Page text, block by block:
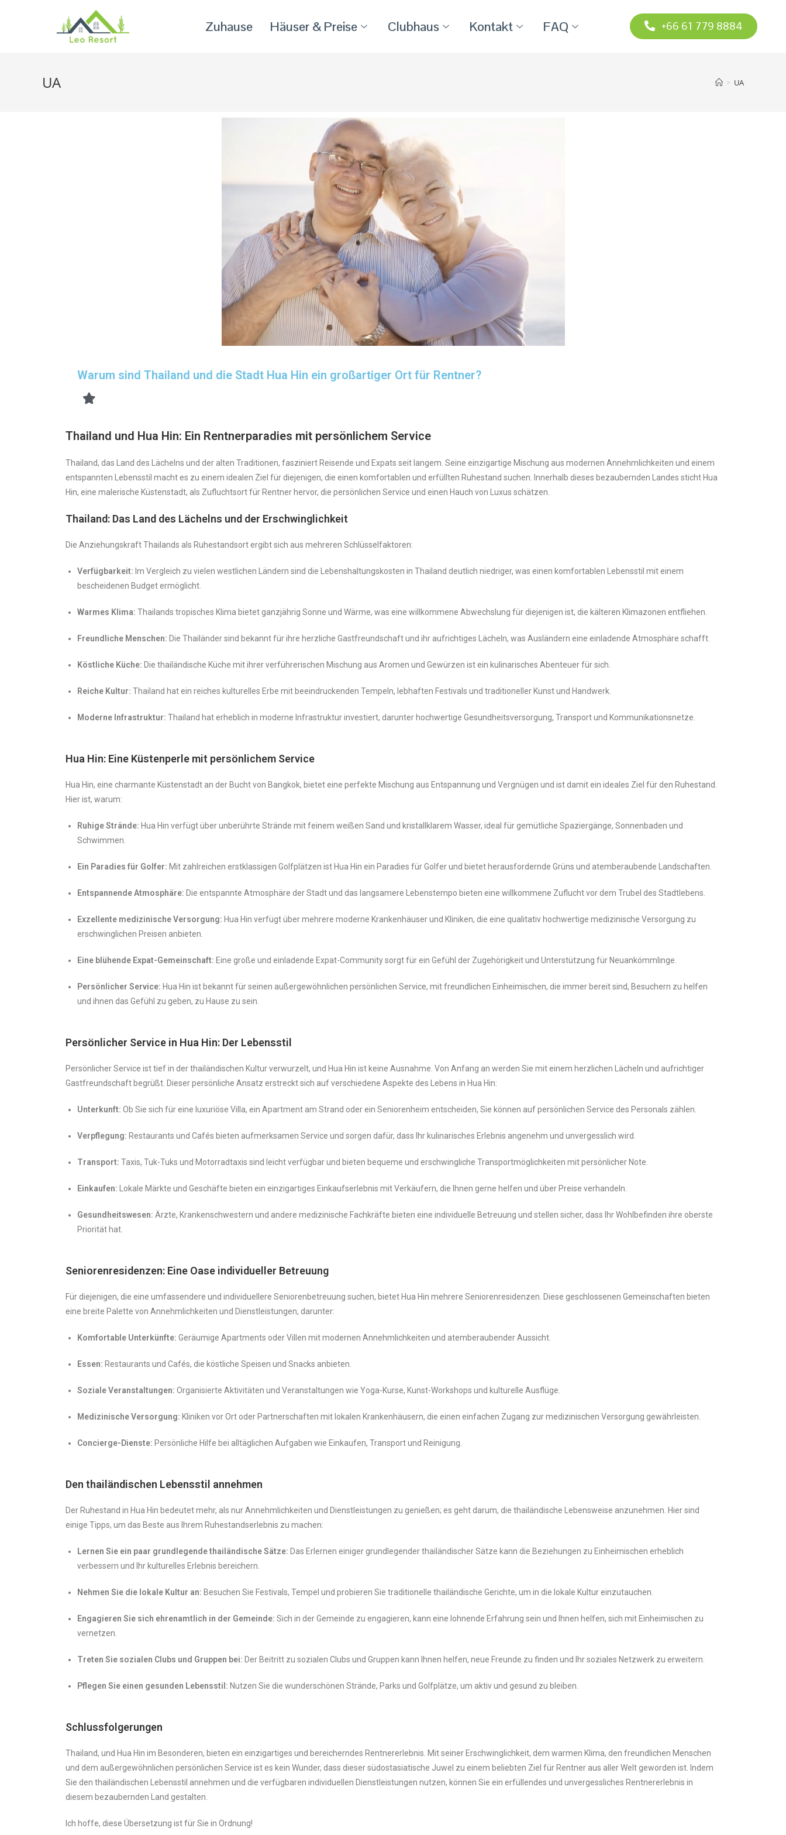
Zuhause Häuser & Preise Clubhaus Kontakt FAQ +66 61 779 8884
UA > UA
Warum sind Thailand und die Stadt Hua Hin ein großartiger Ort für Rentner?
Thailand und Hua Hin: Ein Rentnerparadies mit persönlichem Service
Thailand, das Land des Lächelns und der alten Traditionen, fasziniert Reisende und Expats seit langem. Seine einzigartige Mischung aus modernen Annehmlichkeiten und einem
entspannten Lebensstil macht es zu einem idealen Ziel für diejenigen, die einen komfortablen und erfüllten Ruhestand suchen. Innerhalb dieses bezaubernden Landes sticht Hua
Hin, eine malerische Küstenstadt, als Zufluchtsort für Rentner hervor, die persönlichen Service und einen Hauch von Luxus schätzen.
Thailand: Das Land des Lächelns und der Erschwinglichkeit
Die Anziehungskraft Thailands als Ruhestandsort ergibt sich aus mehreren Schlüsselfaktoren:
Verfügbarkeit: Im Vergleich zu vielen westlichen Ländern sind die Lebenshaltungskosten in Thailand deutlich niedriger, was einen komfortablen Lebensstil mit einem
bescheidenen Budget ermöglicht.
Warmes Klima: Thailands tropisches Klima bietet ganzjährig Sonne und Wärme, was eine willkommene Abwechslung für diejenigen ist, die kälteren Klimazonen entfliehen.
Freundliche Menschen: Die Thailänder sind bekannt für ihre herzliche Gastfreundschaft und ihr aufrichtiges Lächeln, was Ausländern eine einladende Atmosphäre schafft.
Köstliche Küche: Die thailändische Küche mit ihrer verführerischen Mischung aus Aromen und Gewürzen ist ein kulinarisches Abenteuer für sich.
Reiche Kultur: Thailand hat ein reiches kulturelles Erbe mit beeindruckenden Tempeln, lebhaften Festivals und traditioneller Kunst und Handwerk.
Moderne Infrastruktur: Thailand hat erheblich in moderne Infrastruktur investiert, darunter hochwertige Gesundheitsversorgung, Transport und Kommunikationsnetze.
Hua Hin: Eine Küstenperle mit persönlichem Service
Hua Hin, eine charmante Küstenstadt an der Bucht von Bangkok, bietet eine perfekte Mischung aus Entspannung und Vergnügen und ist damit ein ideales Ziel für den Ruhestand.
Hier ist, warum:
Ruhige Strände: Hua Hin verfügt über unberührte Strände mit feinem weißen Sand und kristallklarem Wasser, ideal für gemütliche Spaziergänge, Sonnenbaden und
Schwimmen.
Ein Paradies für Golfer: Mit zahlreichen erstklassigen Golfplätzen ist Hua Hin ein Paradies für Golfer und bietet herausfordernde Grüns und atemberaubende Landschaften.
Entspannende Atmosphäre: Die entspannte Atmosphäre der Stadt und das langsamere Lebenstempo bieten eine willkommene Zuflucht vor dem Trubel des Stadtlebens.
Exzellente medizinische Versorgung: Hua Hin verfügt über mehrere moderne Krankenhäuser und Kliniken, die eine qualitativ hochwertige medizinische Versorgung zu
erschwinglichen Preisen anbieten.
Eine blühende Expat-Gemeinschaft: Eine große und einladende Expat-Community sorgt für ein Gefühl der Zugehörigkeit und Unterstützung für Neuankömmlinge.
Persönlicher Service: Hua Hin ist bekannt für seinen außergewöhnlichen persönlichen Service, mit freundlichen Einheimischen, die immer bereit sind, Besuchern zu helfen
und ihnen das Gefühl zu geben, zu Hause zu sein.
Persönlicher Service in Hua Hin: Der Lebensstil
Persönlicher Service ist tief in der thailändischen Kultur verwurzelt, und Hua Hin ist keine Ausnahme. Von Anfang an werden Sie mit einem herzlichen Lächeln und aufrichtiger
Gastfreundschaft begrüßt. Dieser persönliche Ansatz erstreckt sich auf verschiedene Aspekte des Lebens in Hua Hin:
Unterkunft: Ob Sie sich für eine luxuriöse Villa, ein Apartment am Strand oder ein Seniorenheim entscheiden, Sie können auf persönlichen Service des Personals zählen.
Verpflegung: Restaurants und Cafés bieten aufmerksamen Service und sorgen dafür, dass Ihr kulinarisches Erlebnis angenehm und unvergesslich wird.
Transport: Taxis, Tuk-Tuks und Motorradtaxis sind leicht verfügbar und bieten bequeme und erschwingliche Transportmöglichkeiten mit persönlicher Note.
Einkaufen: Lokale Märkte und Geschäfte bieten ein einzigartiges Einkaufserlebnis mit Verkäufern, die Ihnen gerne helfen und über Preise verhandeln.
Gesundheitswesen: Ärzte, Krankenschwestern und andere medizinische Fachkräfte bieten eine individuelle Betreuung und stellen sicher, dass Ihr Wohlbefinden ihre oberste
Priorität hat.
Seniorenresidenzen: Eine Oase individueller Betreuung
Für diejenigen, die eine umfassendere und individuellere Seniorenbetreuung suchen, bietet Hua Hin mehrere Seniorenresidenzen. Diese geschlossenen Gemeinschaften bieten
eine breite Palette von Annehmlichkeiten und Dienstleistungen, darunter:
Komfortable Unterkünfte: Geräumige Apartments oder Villen mit modernen Annehmlichkeiten und atemberaubender Aussicht.
Essen: Restaurants und Cafés, die köstliche Speisen und Snacks anbieten.
Soziale Veranstaltungen: Organisierte Aktivitäten und Veranstaltungen wie Yoga-Kurse, Kunst-Workshops und kulturelle Ausflüge.
Medizinische Versorgung: Kliniken vor Ort oder Partnerschaften mit lokalen Krankenhäusern, die einen einfachen Zugang zur medizinischen Versorgung gewährleisten.
Concierge-Dienste: Persönliche Hilfe bei alltäglichen Aufgaben wie Einkaufen, Transport und Reinigung.
Den thailändischen Lebensstil annehmen
Der Ruhestand in Hua Hin bedeutet mehr, als nur Annehmlichkeiten und Dienstleistungen zu genießen; es geht darum, die thailändische Lebensweise anzunehmen. Hier sind
einige Tipps, um das Beste aus Ihrem Ruhestandserlebnis zu machen:
Lernen Sie ein paar grundlegende thailändische Sätze: Das Erlernen einiger grundlegender thailändischer Sätze kann die Beziehungen zu Einheimischen erheblich
verbessern und Ihr kulturelles Erlebnis bereichern.
Nehmen Sie die lokale Kultur an: Besuchen Sie Festivals, Tempel und probieren Sie traditionelle thailändische Gerichte, um in die lokale Kultur einzutauchen.
Engagieren Sie sich ehrenamtlich in der Gemeinde: Sich in der Gemeinde zu engagieren, kann eine lohnende Erfahrung sein und Ihnen helfen, sich mit Einheimischen zu
vernetzen.
Treten Sie sozialen Clubs und Gruppen bei: Der Beitritt zu sozialen Clubs und Gruppen kann Ihnen helfen, neue Freunde zu finden und Ihr soziales Netzwerk zu erweitern.
Pflegen Sie einen gesunden Lebensstil: Nutzen Sie die wunderschönen Strände, Parks und Golfplätze, um aktiv und gesund zu bleiben.
Schlussfolgerungen
Thailand, und Hua Hin im Besonderen, bieten ein einzigartiges und bereicherndes Rentnererlebnis. Mit seiner Erschwinglichkeit, dem warmen Klima, den freundlichen Menschen
und dem außergewöhnlichen persönlichen Service ist es kein Wunder, dass dieser südostasiatische Juwel zu einem beliebten Ziel für Rentner aus aller Welt geworden ist. Indem
Sie den thailändischen Lebensstil annehmen und die verfügbaren individuellen Dienstleistungen nutzen, können Sie ein erfüllendes und unvergessliches Rentnererlebnis in
diesem bezaubernden Land gestalten.
Ich hoffe, diese Übersetzung ist für Sie in Ordnung!